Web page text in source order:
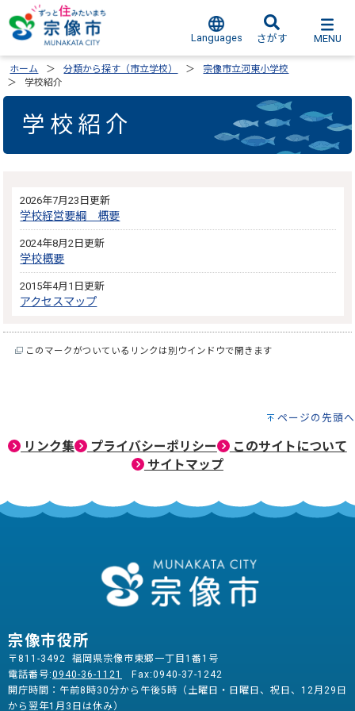
Languages さがす MENU
ホーム 分類から探す（市立学校）
宗像市立河東小学校
学校紹介
学校紹介
2026年7月23日更新
学校経営要綱 概要
2024年8月2日更新
学校概要
2015年4月1日更新
アクセスマップ
このマークがついているリンクは別ウインドウで開きます
ページの先頭へ
リンク集 プライバシーポリシー
このサイトについて
サイトマップ
宗像市役所
〒811-3492 福岡県宗像市東郷一丁目1番1号
電話番号:0940-36-1121
Fax:0940-37-1242
開庁時間：午前8時30分から午後5時（土曜日・日曜日、祝日、12月29日
から翌年1月3日は休み）